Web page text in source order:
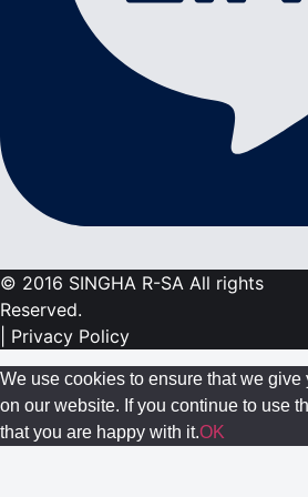
© 2016 SINGHA R-SA All rights
Reserved.
| Privacy Policy
We use cookies to ensure that we
on our website. If you continue to use
that you are happy with it.OK